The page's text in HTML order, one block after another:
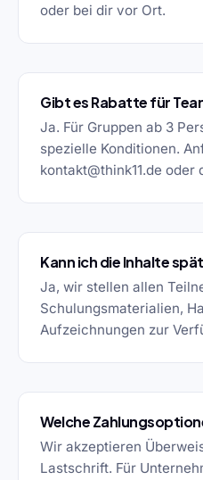
oder bei dir vor Ort.
Gibt es Rabatte für
Ja. Für Gruppen ab 3
spezielle Konditionen.
kontakt@think11.de oder
Kann ich die Inhalte
Ja, wir stellen allen
Schulungsmaterialien,
Aufzeichnungen zur
Welche
Wir akzeptieren
Lastschrift. Für